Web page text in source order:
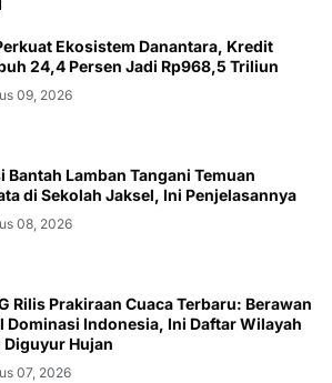
Ekosistem Danantara, Kredit
24,4 Persen Jadi Rp968,5 Triliun
09, 2026
Bantah Lamban Tangani Temuan
di Sekolah Jaksel, Ini Penjelasannya
08, 2026
Rilis Prakiraan Cuaca Terbaru: Berawan
Dominasi Indonesia, Ini Daftar Wilayah
Diguyur Hujan
07, 2026